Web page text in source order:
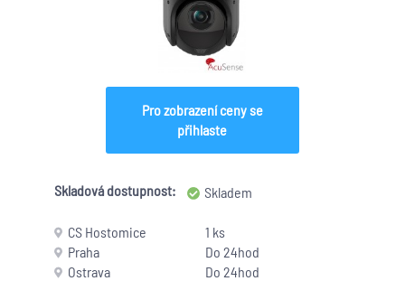
Pro zobrazení ceny se
přihlaste
Skladová dostupnost: Skladem
CS Hostomice
1 ks
Praha
Do 24hod
Ostrava
Do 24hod